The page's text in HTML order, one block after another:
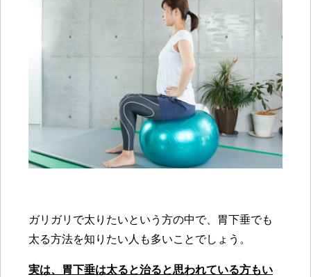
ガリガリで太りたいという方の中で、胃下垂でも
太る方法を知りたい人も多いことでしょう。
実は、胃下垂は太ると治ると思われている方もい